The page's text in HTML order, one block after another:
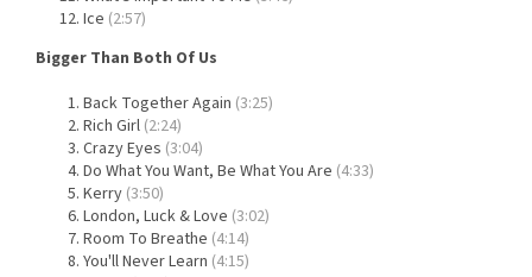
Ice (2:57)
Bigger Than Both Of Us
Back Together Again (3:25)
Rich Girl (2:24)
Crazy Eyes (3:04)
Do What You Want, Be What You Are (4:33)
Kerry (3:50)
London, Luck & Love (3:02)
Room To Breathe (4:14)
You'll Never Learn (4:15)